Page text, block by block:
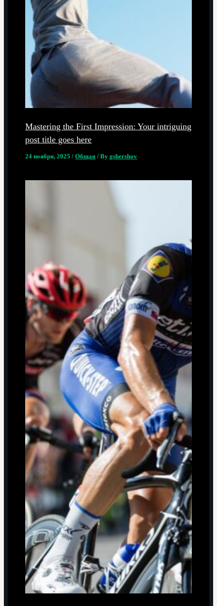
Mastering the First Impression: Your intriguing
post title goes here
24 ноября, 2025/Общая / Bygshershov